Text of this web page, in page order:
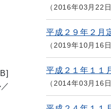
2016年03月22日
平成２９年２月
2019年10月16日
平成２１年１１
2014年03月16日